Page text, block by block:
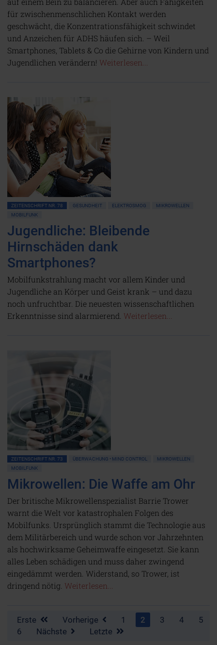
für zwischenmenschlichen Kontakt werden
geschwächt, die Konzentrationsfähigkeit schwindet
und Anzeichen für ADHS häufen sich. – Weil
Smartphones, Tablets & Co die Gehirne von Kindern und
Jugendlichen verändern! Weiterlesen...
ZEITENSCHRIFT NR. 78 GESUNDHEIT ELEKTROSMOG
MIKROWELLEN
MOBILFUNK
Jugendliche: Bleibende
Hirnschäden dank
Smartphones?
Mobilfunkstrahlung macht vor allem Kinder und
Jugendliche an Körper und Geist krank – und dazu
noch unfruchtbar. Die neuesten wissenschaftlichen
Erkenntnisse sind alarmierend. Weiterlesen...
ZEITENSCHRIFT NR. 73 ÜBERWACHUNG • MIND CONTROL
MIKROWELLEN
MOBILFUNK
Mikrowellen: Die Waffe am Ohr
Der britische Mikrowellenspezialist Barrie Trower
warnt die Welt vor katastrophalen Folgen des
Mobilfunks. Ursprünglich stammt die Technologie aus
dem Militärbereich und wurde schon vor Jahrzehnten
als hochwirksame Geheimwaffe eingesetzt. Sie kann
alles Leben schädigen und muss daher zwingend
eingedämmt werden. Widerstand, so Trower, ist
dringend nötig. Weiterlesen...
Erste Vorherige 1 2 3 4
5
6
Nächste Letzte